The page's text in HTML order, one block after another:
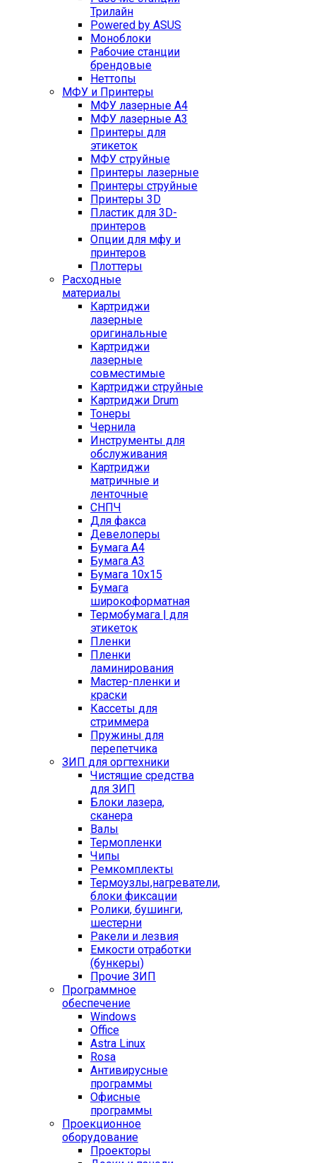
Трилайн
Powered by ASUS
Моноблоки
Рабочие станции
брендовые
Неттопы
МФУ и Принтеры
МФУ лазерные А4
МФУ лазерные А3
Принтеры для
этикеток
МФУ струйные
Принтеры лазерные
Принтеры струйные
Принтеры 3D
Пластик для 3D-
принтеров
Опции для мфу и
принтеров
Плоттеры
Расходные
материалы
Картриджи
лазерные
оригинальные
Картриджи
лазерные
совместимые
Картриджи струйные
Картриджи Drum
Тонеры
Чернила
Инструменты для
обслуживания
Картриджи
матричные и
ленточные
СНПЧ
Для факса
Девелоперы
Бумага A4
Бумага A3
Бумага 10x15
Бумага
широкоформатная
Термобумага | для
этикеток
Пленки
Пленки
ламинирования
Мастер-пленки и
краски
Кассеты для
стриммера
Пружины для
перепетчика
ЗИП для оргтехники
Чистящие средства
для ЗИП
Блоки лазера,
сканера
Валы
Термопленки
Чипы
Ремкомплекты
Термоузлы,нагреватели,
блоки фиксации
Ролики, бушинги,
шестерни
Ракели и лезвия
Емкости отработки
(бункеры)
Прочие ЗИП
Программное
обеспечение
Windows
Office
Astra Linux
Rosa
Антивирусные
программы
Офисные
программы
Проекционное
оборудование
Проекторы